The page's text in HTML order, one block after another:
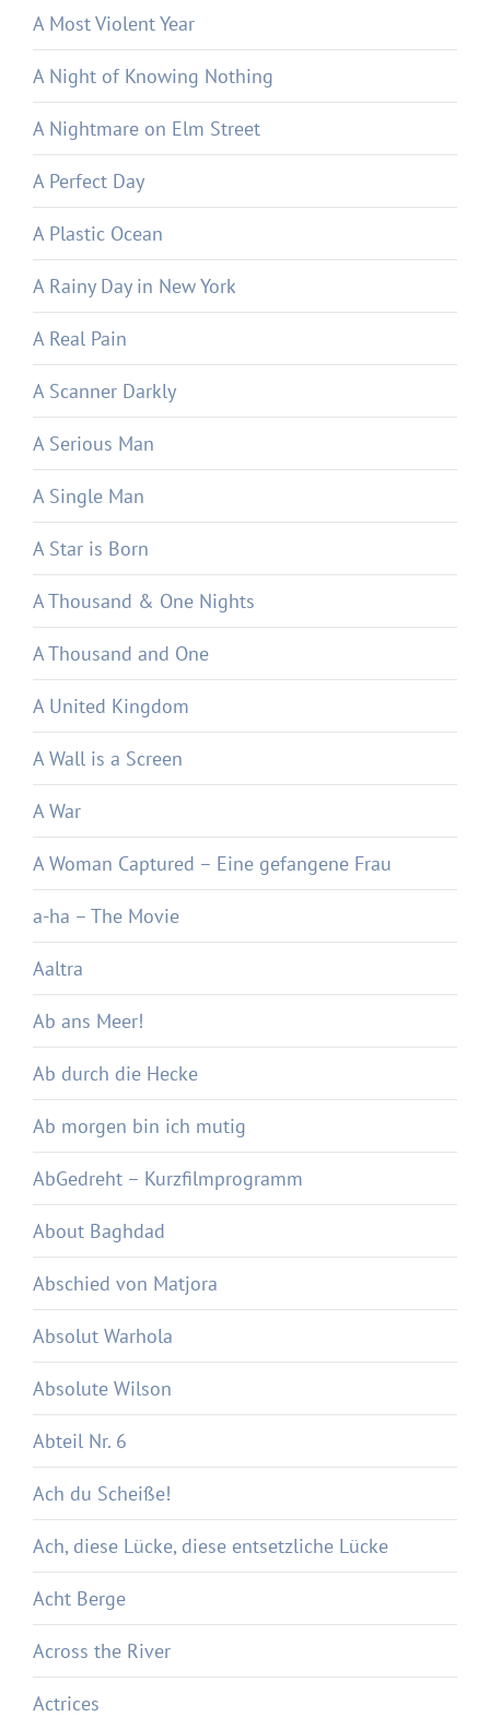
A Most Violent Year
A Night of Knowing Nothing
A Nightmare on Elm Street
A Perfect Day
A Plastic Ocean
A Rainy Day in New York
A Real Pain
A Scanner Darkly
A Serious Man
A Single Man
A Star is Born
A Thousand & One Nights
A Thousand and One
A United Kingdom
A Wall is a Screen
A War
A Woman Captured – Eine gefangene Frau
a-ha – The Movie
Aaltra
Ab ans Meer!
Ab durch die Hecke
Ab morgen bin ich mutig
AbGedreht – Kurzfilmprogramm
About Baghdad
Abschied von Matjora
Absolut Warhola
Absolute Wilson
Abteil Nr. 6
Ach du Scheiße!
Ach, diese Lücke, diese entsetzliche Lücke
Acht Berge
Across the River
Actrices